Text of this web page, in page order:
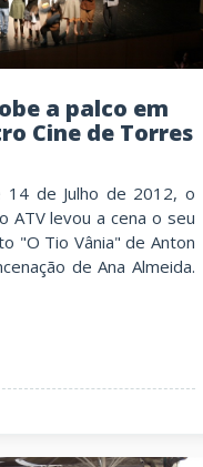
Cine de Torres
de Julho de 2012, o
ATV levou a cena o seu
"O Tio Vânia" de Anton
de Ana Almeida.